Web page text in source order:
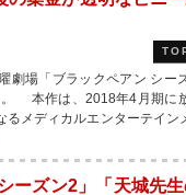
劇場「ブラックペアン シー
本作は、2018年4月期に
るメディカルエンターテイン
ーズン2」「天城先